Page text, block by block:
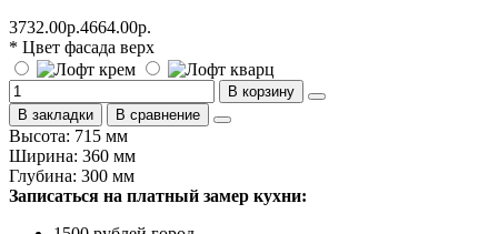
3732.00р.4664.00р.
* Цвет фасада верх
В корзину
В закладки
В сравнение
Высота: 715 мм
Ширина: 360 мм
Глубина: 300 мм
Записаться на платный замер кухни: